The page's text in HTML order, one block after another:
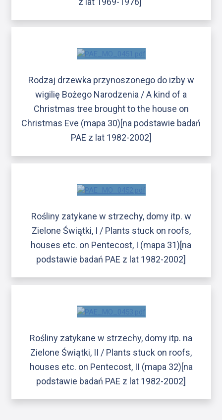
Rodzaj drzewka przynoszonego do izby w
wigilię Bożego Narodzenia / A kind of a
Christmas tree brought to the house on
Christmas Eve (mapa 30)[na podstawie badań
PAE z lat 1982-2002]
Rośliny zatykane w strzechy, domy itp. w
Zielone Świątki, I / Plants stuck on roofs,
houses etc. on Pentecost, I (mapa 31)[na
podstawie badań PAE z lat 1982-2002]
Rośliny zatykane w strzechy, domy itp. na
Zielone Świątki, II / Plants stuck on roofs,
houses etc. on Pentecost, II (mapa 32)[na
podstawie badań PAE z lat 1982-2002]